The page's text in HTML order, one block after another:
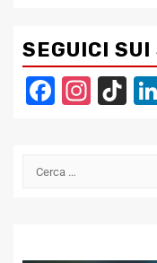
SEGUICI SUI
Ricerca